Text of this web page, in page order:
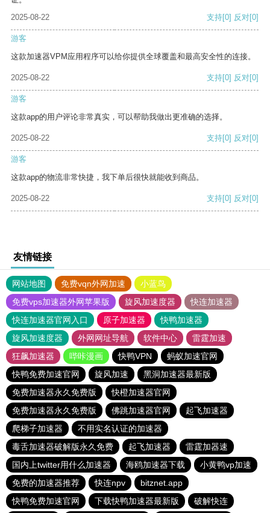
2025-08-22
支持[0] 反对[0]
游客
这款加速器VPM应用程序可以给你提供全球覆盖和最高安全性的连接。
2025-08-22 支持[0] 反对[0]
游客
这款app的用户评论非常真实，可以帮助我做出更准确的选择。
2025-08-22 支持[0] 反对[0]
游客
这款app的物流非常快捷，我下单后很快就能收到商品。
2025-08-22 支持[0] 反对[0]
友情链接
网站地图 免费vqn外网加速
小蓝鸟
免费vps加速器外网苹果版
旋风加速度器
快连加速器
快连加速器官网入口
原子加速器
快鸭加速器
旋风加速度器
外网网址导航 软件中心
雷霆加速
狂飙加速器
哔咔漫画 快鸭VPN
蚂蚁加速官网
快鸭免费加速官网
旋风加速
黑洞加速器最新版
免费加速器永久免费版
快橙加速器官网
免费加速器永久免费版
佛跳加速器官网
起飞加速器
爬梯子加速器
不用实名认证的加速器
毒舌加速器破解版永久免费
起飞加速器
雷霆加器速
国内上twitter用什么加速器
海鸥加速器下载
小黄鸭vp加速
免费的加速器推荐
快连npv
bitznet.app
快鸭免费加速官网
下载快鸭加速器最新版 破解快连